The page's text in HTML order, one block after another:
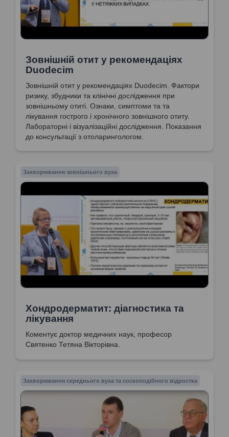
Зовнішній отит у рекомендаціях
Duodecim
Зовнішній отит у рекомендаціях Duodecim. Фактори
ризику, збудники та клінічні дослідження при
зовнішньому отиті. Ознаки, симптоми та та
лікування гострого і хронічного зовнішного отиту.
Лабораторні і візуалізаційні дослідження. Показання
до консультації з отоларингологом.
Захворювання зовнішнього вуха
Хондродерматит: діагностика та
лікування
Коментує доктор медичних наук, професор
Святенко Тетяна Вікторівна.
Захворювання середнього вуха та соскоподібного відростка